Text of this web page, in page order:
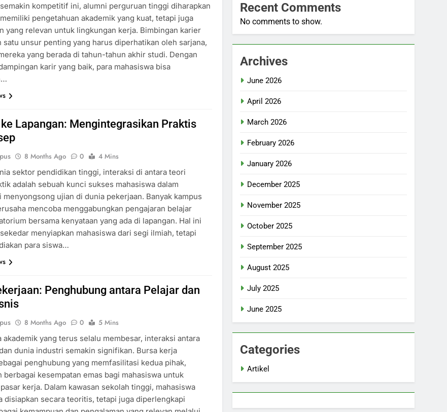
kompetitif ini, alumni perguruan tinggi diharapkan
pengetahuan akademik yang kuat, tetapi juga
yang relevan untuk lingkungan kerja. Bimbingan karier
satu unsur penting yang harus diperhatikan oleh sarjana,
yang berada di tahun-tahun akhir studi. Dengan
karir yang baik, para mahasiswa bisa
Lapangan: Mengintegrasikan Praktis
8 Months Ago 0
4 Mins
sektor pendidikan tinggi, interaksi di antara teori
adalah sebuah kunci sukses mahasiswa dalam
menyongsong ujian di dunia pekerjaan. Banyak kampus
mencoba menggabungkan pengajaran belajar
bersama kenyataan yang ada di lapangan. Hal ini
menyiapkan mahasiswa dari segi ilmiah, tetapi
para siswa…
Penghubung antara Pelajar dan
8 Months Ago 0
5 Mins
akademik yang terus selalu membesar, interaksi antara
dunia industri semakin signifikan. Bursa kerja
penghubung yang memfasilitasi kedua pihak,
berbagai kesempatan emas bagi mahasiswa untuk
kerja. Dalam kawasan sekolah tinggi, mahasiswa
disiapkan secara teoritis, tetapi juga diperlengkapi
Recent Comments
No comments to show.
Archives
June 2026
April 2026
March 2026
February 2026
January 2026
December 2025
November 2025
October 2025
September 2025
August 2025
July 2025
June 2025
Categories
Artikel